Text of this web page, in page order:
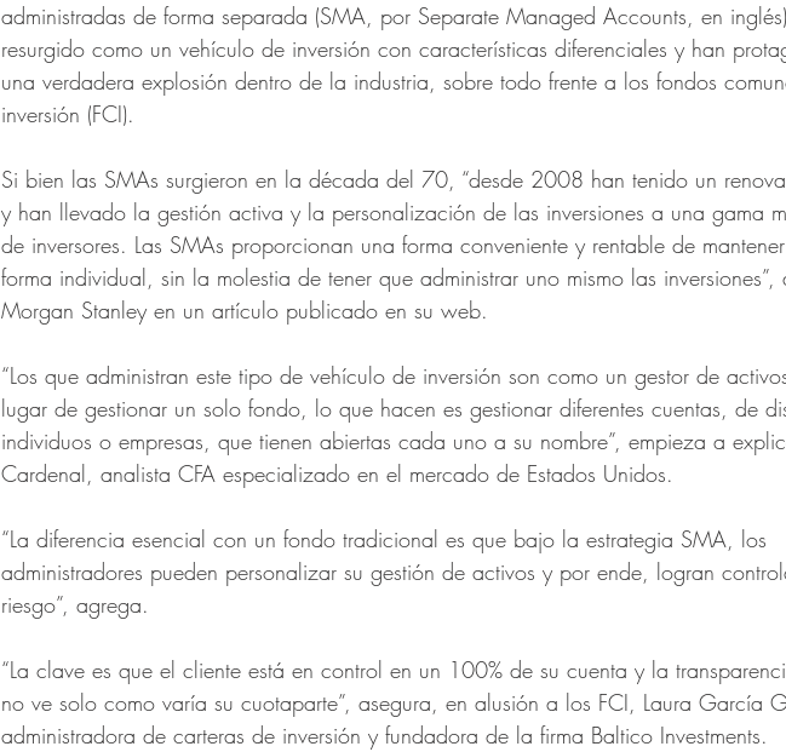
administradas de forma separada (SMA, por Separate Managed Accounts, en
resurgido como un vehículo de inversión con características diferenciales y han
una verdadera explosión dentro de la industria, sobre todo frente a los fondos
inversión (FCI).
Si bien las SMAs surgieron en la década del 70, “desde 2008 han tenido un
y han llevado la gestión activa y la personalización de las inversiones a una gama
de inversores. Las SMAs proporcionan una forma conveniente y rentable de
forma individual, sin la molestia de tener que administrar uno mismo las inversiones”,
Morgan Stanley en un artículo publicado en su web.
“Los que administran este tipo de vehículo de inversión son como un gestor de
lugar de gestionar un solo fondo, lo que hacen es gestionar diferentes cuentas, de
individuos o empresas, que tienen abiertas cada uno a su nombre”, empieza a
Cardenal, analista CFA especializado en el mercado de Estados Unidos.
“La diferencia esencial con un fondo tradicional es que bajo la estrategia SMA, los
administradores pueden personalizar su gestión de activos y por ende, logran
riesgo”, agrega.
“La clave es que el cliente está en control en un 100% de su cuenta y la
no ve solo como varía su cuotaparte”, asegura, en alusión a los FCI, Laura García
administradora de carteras de inversión y fundadora de la firma Baltico Investments.